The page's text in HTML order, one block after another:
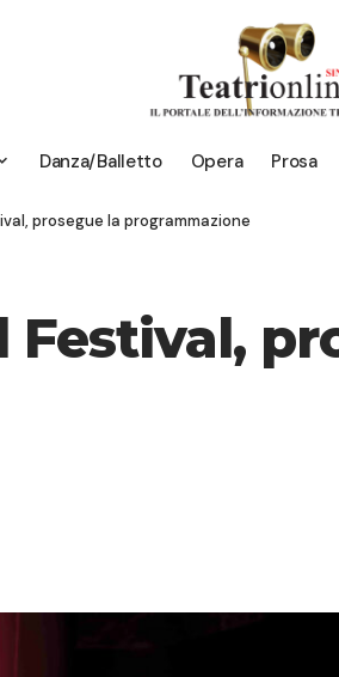
Danza/Balletto Opera Prosa
prosegue la programmazione